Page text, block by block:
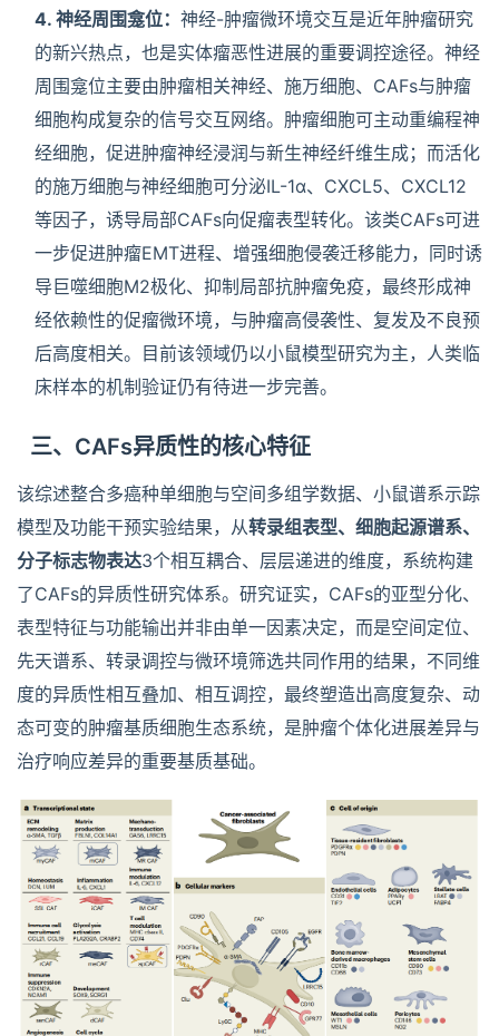
4. 神经周围龛位： 神经-肿瘤微环境交互是近年肿瘤研究
的新兴热点，也是实体瘤恶性进展的重要调控途径。神经
周围龛位主要由肿瘤相关神经、施万细胞、CAFs与肿瘤
细胞构成复杂的信号交互网络。肿瘤细胞可主动重编程神
经细胞，促进肿瘤神经浸润与新生神经纤维生成；而活化
的施万细胞与神经细胞可分泌IL-1α、CXCL5、CXCL12
等因子，诱导局部CAFs向促瘤表型转化。该类CAFs可进
一步促进肿瘤EMT进程、增强细胞侵袭迁移能力，同时诱
导巨噬细胞M2极化、抑制局部抗肿瘤免疫，最终形成神
经依赖性的促瘤微环境，与肿瘤高侵袭性、复发及不良预
后高度相关。目前该领域仍以小鼠模型研究为主，人类临
床样本的机制验证仍有待进一步完善。
三、CAFs异质性的核心特征
该综述整合多癌种单细胞与空间多组学数据、小鼠谱系示踪
模型及功能干预实验结果，从转录组表型、细胞起源谱系、
分子标志物表达3个相互耦合、层层递进的维度，系统构建
了CAFs的异质性研究体系。研究证实，CAFs的亚型分化、
表型特征与功能输出并非由单一因素决定，而是空间定位、
先天谱系、转录调控与微环境筛选共同作用的结果，不同维
度的异质性相互叠加、相互调控，最终塑造出高度复杂、动
态可变的肿瘤基质细胞生态系统，是肿瘤个体化进展差异与
治疗响应差异的重要基质基础。